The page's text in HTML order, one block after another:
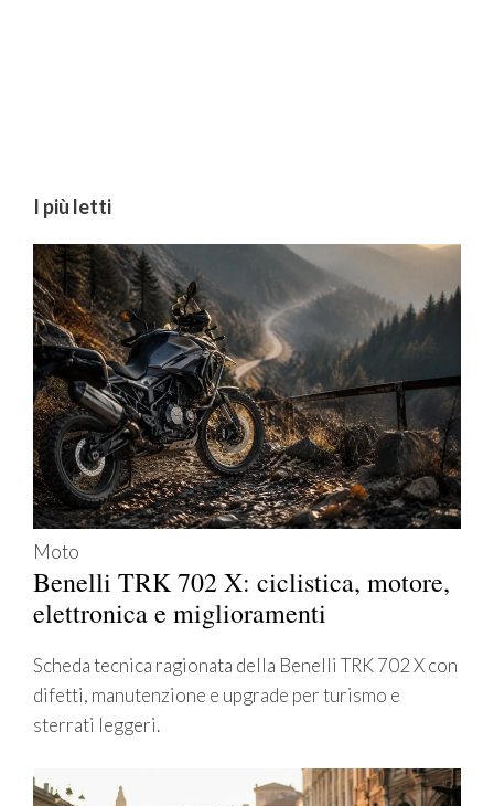
I più letti
Moto
Benelli TRK 702 X: ciclistica, motore,
elettronica e miglioramenti
Scheda tecnica ragionata della Benelli TRK 702 X con
difetti, manutenzione e upgrade per turismo e
sterrati leggeri.